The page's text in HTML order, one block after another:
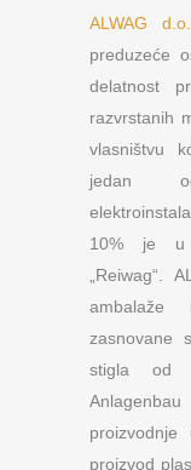
ALWAG
preduzeće
delatnost
razvrstanih
vlasništvu
jedan
10% je u
„Reiwag“.
ambalaže
zasnovane
stigla od
proizvod